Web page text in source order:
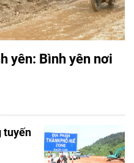
yên: Bình yên nơi
tuyến